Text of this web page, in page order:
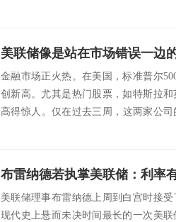
美联储像是站在市场错误一边
金融市场正火热。在美国，标准普尔
创新高。尤其是热门股票，如特斯拉
高得惊人。仅在过去三周，这两家公
布雷纳德若执掌美联储：利率
美联储理事布雷纳德上周到白宫时接
现代史上悬而未决时间最长的一次美